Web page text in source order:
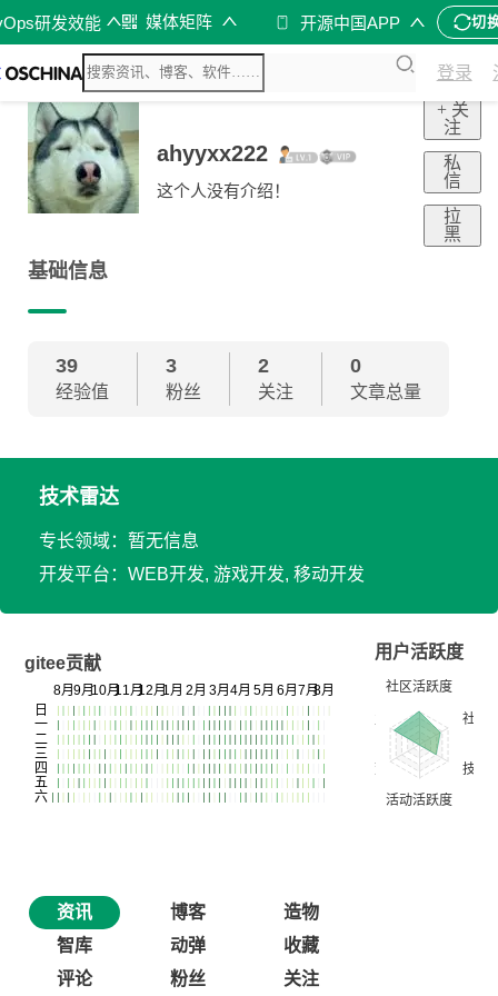
研发效能 媒体矩阵 开源中国APP 切
登录
ahyyxx222
这个人没有介绍！
+ 关
注
私
信
拉
黑
基础信息
39
经验值
3
粉丝
2
关注
0
文章总量
技术雷达
专长领域：暂无信息
开发平台：WEB开发, 游戏开发, 移动开发
gitee贡献
用户活跃度
资讯 博客
造物
智库
动弹
收藏
评论
粉丝 关注